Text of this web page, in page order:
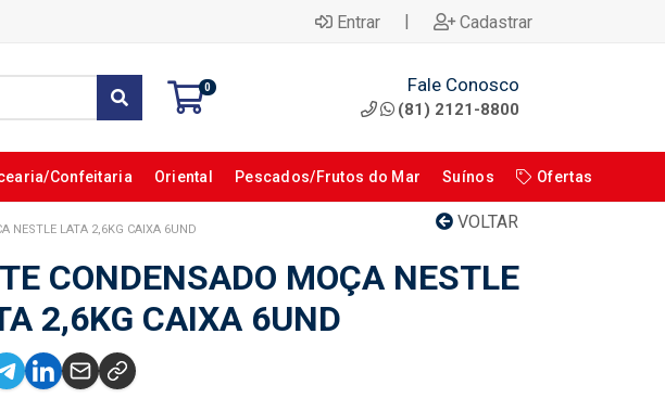
Entrar | Cadastrar
0 Fale Conosco
(81) 2121-8800
Confeitaria Oriental Pescados/Frutos do Mar Suínos Ofertas
VOLTAR
NESTLE LATA 2,6KG CAIXA 6UND
CONDENSADO MOÇA NESTLE
2,6KG CAIXA 6UND